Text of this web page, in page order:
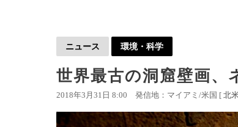
ニュース 環境・科学
世界最古の洞窟壁画、
2018年3月31日 8:00 発信地：マイアミ/米国 [ 北